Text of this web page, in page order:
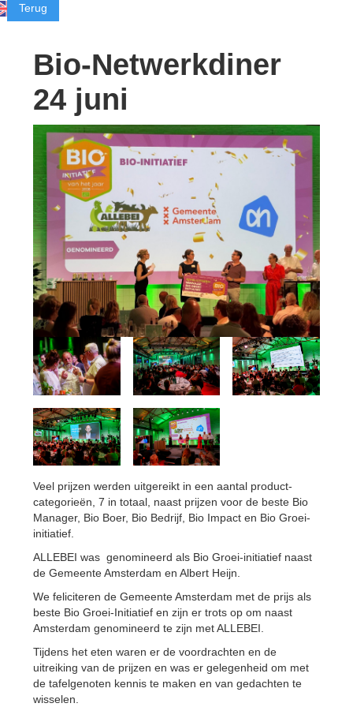
Terug
Bio-Netwerkdiner
24 juni
Veel prijzen werden uitgereikt in een aantal product-
categorieën, 7 in totaal, naast prijzen voor de beste Bio
Manager, Bio Boer, Bio Bedrijf, Bio Impact en Bio Groei-
initiatief.
ALLEBEI was genomineerd als Bio Groei-initiatief naast
de Gemeente Amsterdam en Albert Heijn.
We feliciteren de Gemeente Amsterdam met de prijs als
beste Bio Groei-Initiatief en zijn er trots op om naast
Amsterdam genomineerd te zijn met ALLEBEI.
Tijdens het eten waren er de voordrachten en de
uitreiking van de prijzen en was er gelegenheid om met
de tafelgenoten kennis te maken en van gedachten te
wisselen.